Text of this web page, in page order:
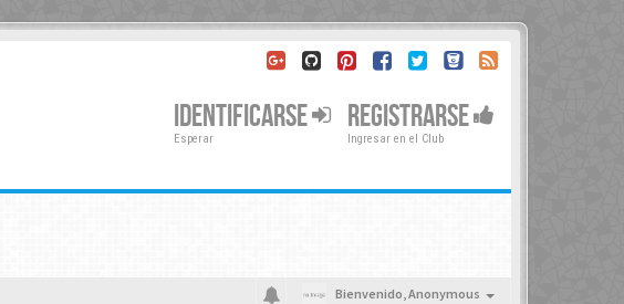
IDENTIFICARSE
Esperar
REGISTRARSE
Ingresar en el Club
Bienvenido,Anonymous